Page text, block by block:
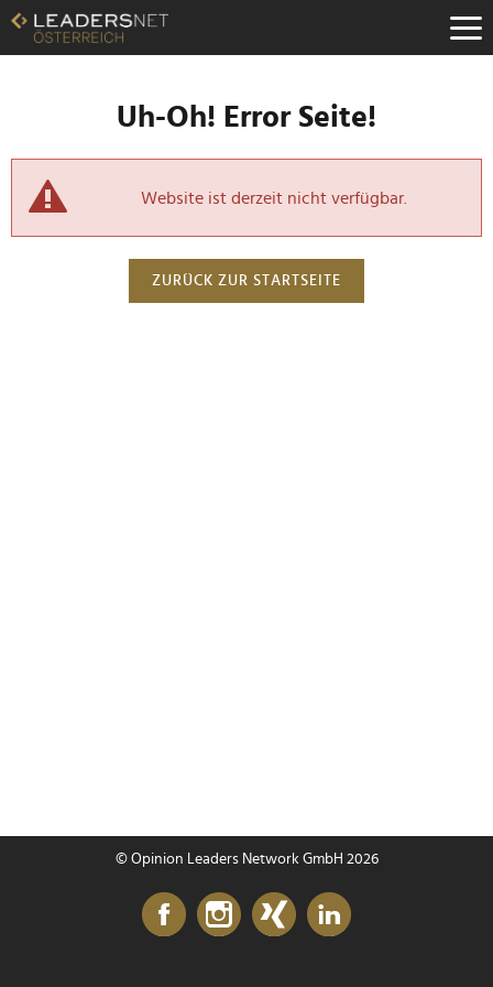
Uh-Oh! Error Seite!
Website ist derzeit nicht verfügbar.
ZURÜCK ZUR STARTSEITE
© Opinion Leaders Network GmbH 2026